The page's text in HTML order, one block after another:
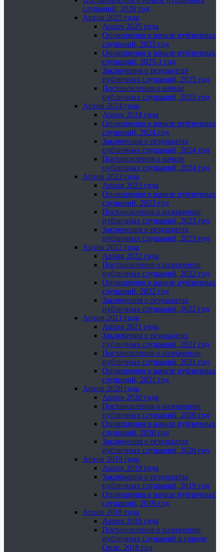
слушаний, 2026 год
Архив 2025 года
Архив 2025 года
Оповещения о начале публичных
слушаний, 2025 год
Оповещения о начале публичных
слушаний, 2025-1 год
Заключения о результатах
публичных слушаний, 2025 год
Постановления о начале
публичных слушаний, 2025 год
Архив 2024 года
Архив 2024 года
Оповещения о начале публичных
слушаний, 2024 год
Заключения о результатах
публичных слушаний, 2024 год
Постановления о начале
публичных слушаний, 2024 год
Архив 2023 года
Архив 2023 года
Оповещения о начале публичных
слушаний, 2023 год
Постановления о назначении
публичных слушаний, 2023 год
Заключения о результатах
публичных слушаний, 2023 год
Архив 2022 года
Архив 2022 года
Постановления о назначении
публичных слушаний, 2022 год
Оповещения о начале публичных
слушаний, 2022 год
Заключения о результатах
публичных слушаний, 2022 год
Архив 2021 года
Архив 2021 года
Заключения о результатах
публичных слушаний, 2021 год
Постановления о назначении
публичных слушаний, 2021 год
Оповещения о начале публичных
слушаний, 2021 год
Архив 2020 года
Архив 2020 года
Постановления о назначении
публичных слушаний, 2020 год
Оповещения о начале публичных
слушаний, 2020 год
Заключения о результатах
публичных слушаний, 2020 год
Архив 2019 года
Архив 2019 года
Заключения о результатах
публичных слушаний, 2019 год
Оповещения о начале публичных
слушаний, 2019 год
Архив 2018 года
Архив 2018 года
Постановления о назначении
публичных слушаний в городе
Орле, 2018 год